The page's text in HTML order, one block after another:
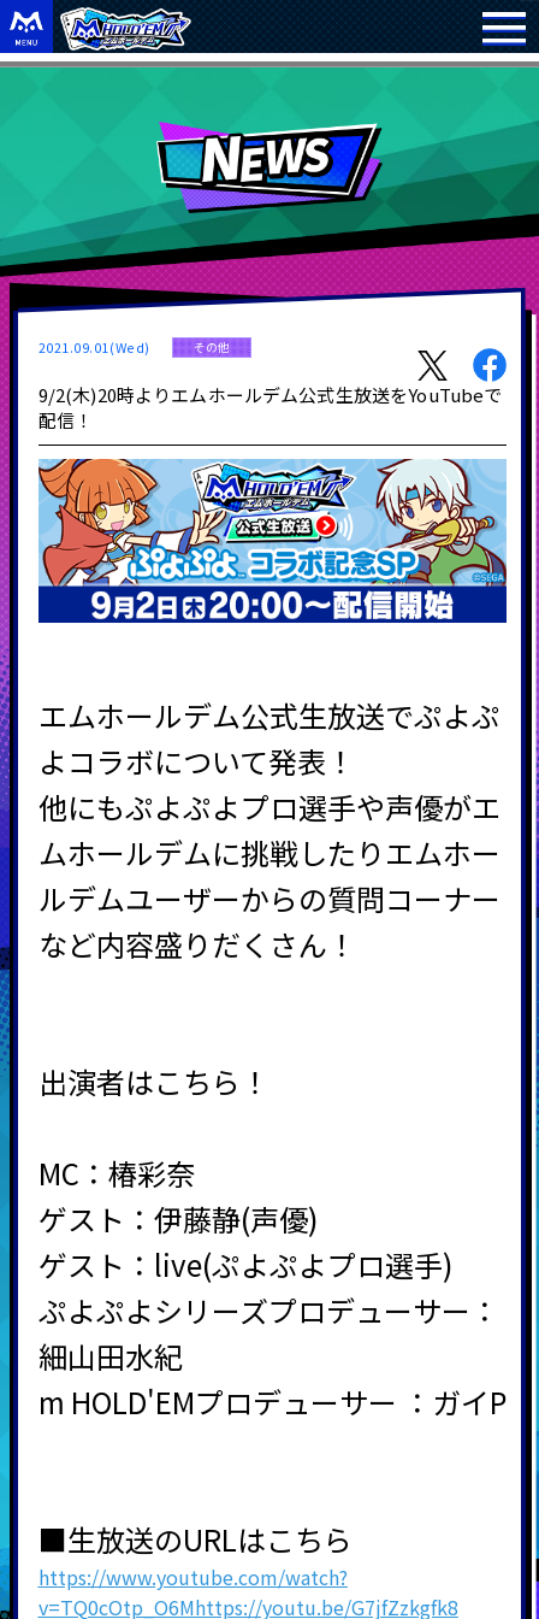
2021.09.01(Wed) その他
9/2(木)20時よりエムホールデム公式生放送をYouTubeで
配信！
エムホールデム公式生放送でぷよぷ
よコラボについて発表！
他にもぷよぷよプロ選手や声優がエ
ムホールデムに挑戦したりエムホー
ルデムユーザーからの質問コーナー
など内容盛りだくさん！
出演者はこちら！
MC：椿彩奈
ゲスト：伊藤静(声優)
ゲスト：live(ぷよぷよプロ選手)
ぷよぷよシリーズプロデューサー：
細山田水紀
m HOLD'EMプロデューサー ：ガイP
■生放送のURLはこちら
https://www.youtube.com/watch?
v=TQ0cOtp_O6Mhttps://youtu.be/G7jfZzkgfk8